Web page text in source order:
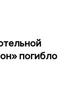
погибло